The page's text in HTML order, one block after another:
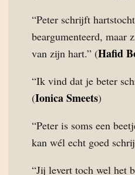
“Peter schrijft
beargumenteerd,
van zijn hart.” (Hafid
“Ik vind dat je beter
(Ionica Smeets)
“Peter is soms een
kan wél echt goed
“Jij levert toch wel het